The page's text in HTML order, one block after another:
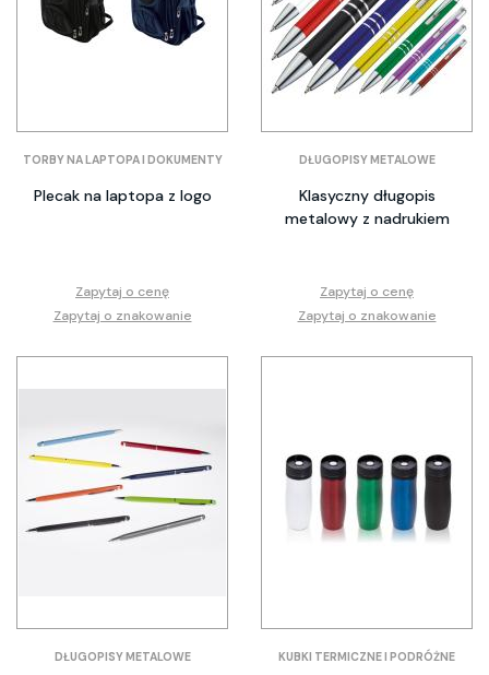
TORBY NA LAPTOPA I DOKUMENTY
Plecak na laptopa z logo
Zapytaj o cenę
Zapytaj o znakowanie
DŁUGOPISY METALOWE
Klasyczny długopis
metalowy z nadrukiem
Zapytaj o cenę
Zapytaj o znakowanie
DŁUGOPISY METALOWE KUBKI TERMICZNE I PODRÓŻNE